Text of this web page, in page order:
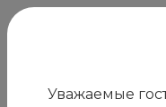
Уважаемые